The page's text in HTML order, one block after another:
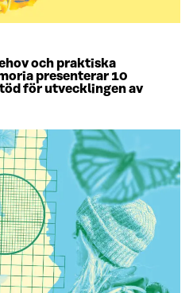
och praktiska
presenterar 10
för utvecklingen av